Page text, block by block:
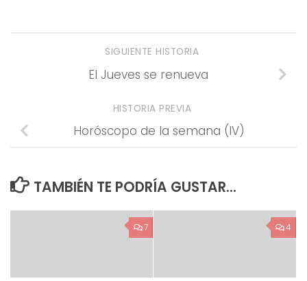
SIGUIENTE HISTORIA
El Jueves se renueva
HISTORIA PREVIA
Horóscopo de la semana (IV)
TAMBIÉN TE PODRÍA GUSTAR...
7 4